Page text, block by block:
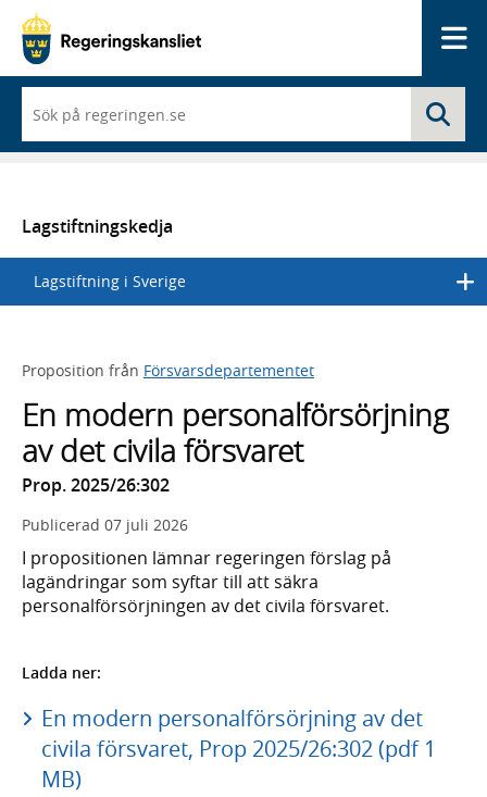
du
börjar
skriva
en
lista
med
sökförslag
Lagstiftningskedja
Lagstiftning i Sverige
Proposition från Försvarsdepartementet
En modern personalförsörjning
av det civila försvaret
Prop. 2025/26:302
Publicerad 07 juli 2026
I propositionen lämnar regeringen förslag på
lagändringar som syftar till att säkra
personalförsörjningen av det civila försvaret.
Ladda ner:
En modern personalförsörjning av det
civila försvaret, Prop 2025/26:302 (pdf 1
MB)